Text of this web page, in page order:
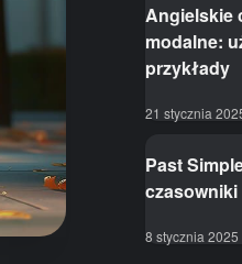
Angielskie
modalne:
przykłady
21 stycznia
Past
8 stycznia 2025